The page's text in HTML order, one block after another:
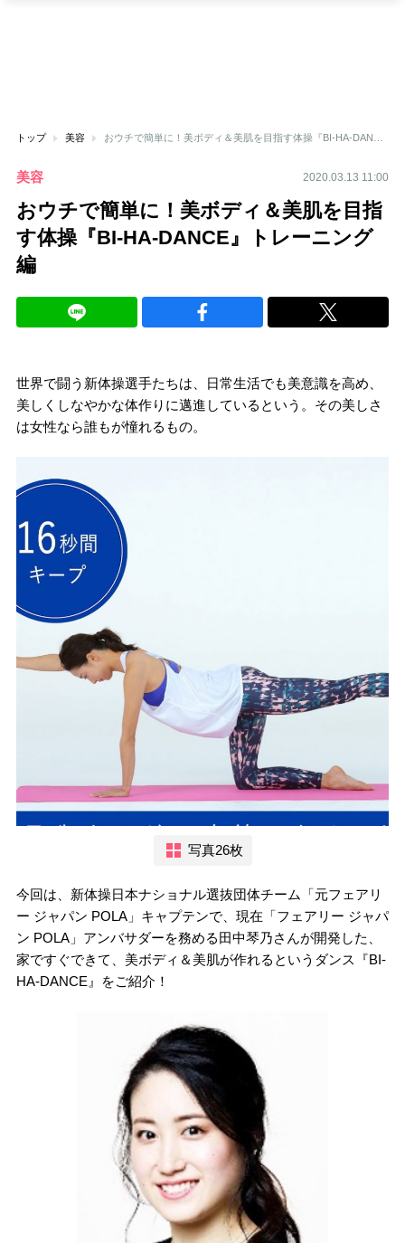
トップ 美容
美容 2020.03.13 11:00
おウチで簡単に！美ボディ＆美肌を目指
す体操『BI-HA-DANCE』トレーニング
編
世界で闘う新体操選手たちは、日常生活でも美意識を高め、
美しくしなやかな体作りに邁進しているという。その美しさ
は女性なら誰もが憧れるもの。
写真26枚
今回は、新体操日本ナショナル選抜団体チーム「元フェアリ
ー ジャパン POLA」キャプテンで、現在「フェアリー ジャパ
ン POLA」アンバサダーを務める田中琴乃さんが開発した、
家ですぐできて、美ボディ＆美肌が作れるというダンス『BI-
HA-DANCE』をご紹介！